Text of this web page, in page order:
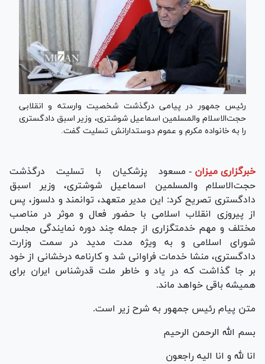
رئیس جمهور در پیامی درگذشت شخصیت وارسته و انقلابی
حجت‌الاسلام والمسلمین اسماعیل شوشتری، وزیر اسبق دادگستری
را به خانواده مکرم و عموم دوستدارانش تسلیت گفت.
خبرگزاری میزان - مسعود پزشکیان با تسلیت درگذشت
حجت‌الاسلام والمسلمین اسماعیل شوشتری، وزیر اسبق
دادگستری تصریح کرد: این مدیر متعهد، توانمند و دلسوز، پس
از پیروزی انقلاب اسلامی با حضور فعال و موثر در مناصب
مختلف و مهم خدمتگزاری از جمله چند دوره نمایندگی مجلس
شورای اسلامی و به ویژه مدت مدید در سمت وزارت
دادگستری، منشا خدمات فراوانی شد و کارنامه درخشانی از خود
بر جا گذاشت که در یاد و خاطر ملت قدرشناس ایران برای
همیشه باقی خواهد ماند.
متن پیام رئیس جمهور به شرح زیر است.
بسم الله الرحمن الرحیم
انا لله و انا الیه راجعون